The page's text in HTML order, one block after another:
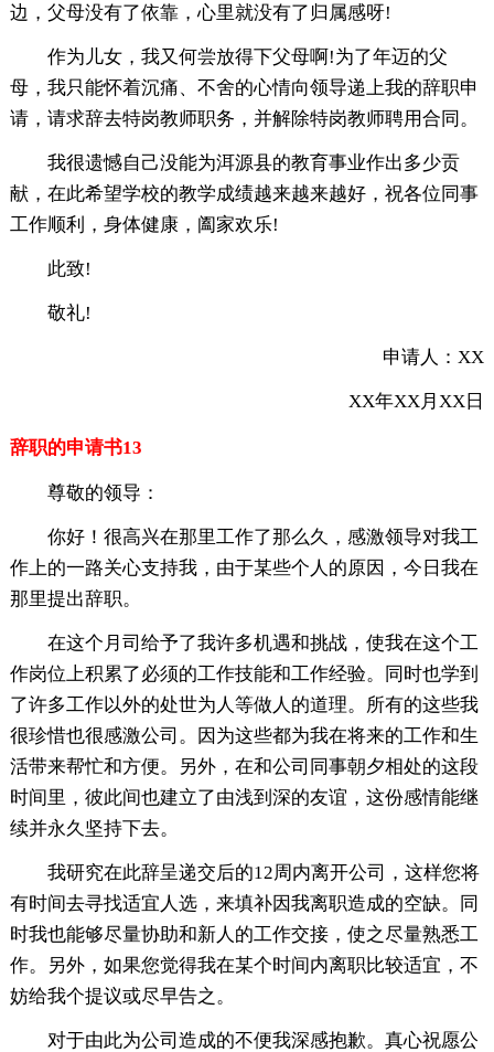
边，父母没有了依靠，心里就没有了归属感呀!
作为儿女，我又何尝放得下父母啊!为了年迈的父
母，我只能怀着沉痛、不舍的心情向领导递上我的辞职申
请，请求辞去特岗教师职务，并解除特岗教师聘用合同。
我很遗憾自己没能为洱源县的教育事业作出多少贡
献，在此希望学校的教学成绩越来越来越好，祝各位同事
工作顺利，身体健康，阖家欢乐!
此致!
敬礼!
申请人：XX
XX年XX月XX日
辞职的申请书13
尊敬的领导：
你好！很高兴在那里工作了那么久，感激领导对我工
作上的一路关心支持我，由于某些个人的原因，今日我在
那里提出辞职。
在这个月司给予了我许多机遇和挑战，使我在这个工
作岗位上积累了必须的工作技能和工作经验。同时也学到
了许多工作以外的处世为人等做人的道理。所有的这些我
很珍惜也很感激公司。因为这些都为我在将来的工作和生
活带来帮忙和方便。另外，在和公司同事朝夕相处的这段
时间里，彼此间也建立了由浅到深的友谊，这份感情能继
续并永久坚持下去。
我研究在此辞呈递交后的12周内离开公司，这样您将
有时间去寻找适宜人选，来填补因我离职造成的空缺。同
时我也能够尽量协助和新人的工作交接，使之尽量熟悉工
作。另外，如果您觉得我在某个时间内离职比较适宜，不
妨给我个提议或尽早告之。
对于由此为公司造成的不便我深感抱歉。真心祝愿公